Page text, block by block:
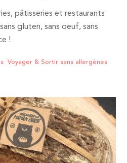
pâtisseries et restaurants
gluten, sans oeuf, sans
!
Voyager & Sortir sans allergènes